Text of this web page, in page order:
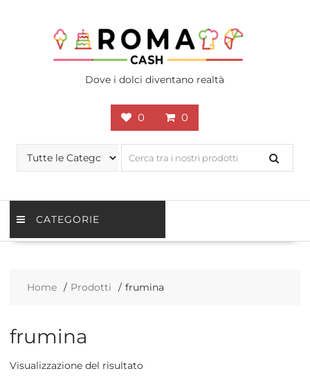
Dove i dolci diventano realtà
0 0
CATEGORIE
Home Prodotti frumina
frumina
Visualizzazione del risultato